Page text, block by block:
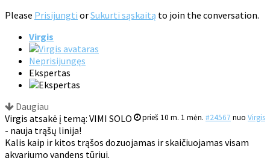
Please Prisijungti orSukurti sąskaitą to join the conversation.
Virgis
Neprisijungęs
Ekspertas
Daugiau
prieš 10 m. 1 mėn. #24567 nuo Virgis
Virgis atsakė į temą: VIMI SOLO
- nauja trąšų linija!
Kalis kaip ir kitos trąšos dozuojamas ir skaičiuojamas visam
akvariumo vandens tūriui.